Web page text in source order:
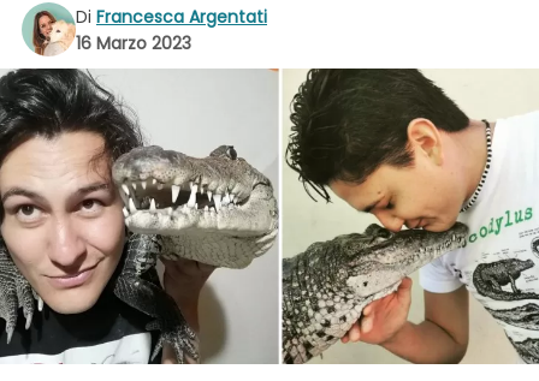
Di Francesca Argentati
16 Marzo 2023